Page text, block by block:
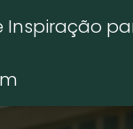
Inspiração